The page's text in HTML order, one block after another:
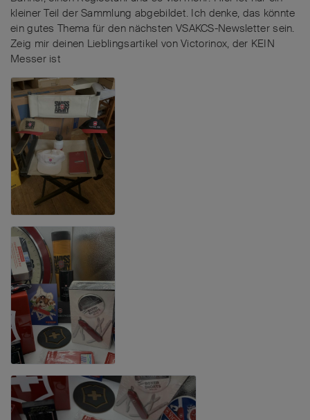
kleiner Teil der Sammlung abgebildet. Ich denke, das könnte
ein gutes Thema für den nächsten VSAKCS-Newsletter sein.
Zeig mir deinen Lieblingsartikel von Victorinox, der KEIN
Messer ist